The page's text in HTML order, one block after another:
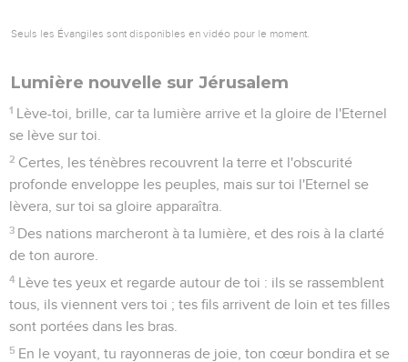
Seuls les Évangiles sont disponibles en vidéo pour le moment.
Lumière nouvelle sur Jérusalem
1 Lève-toi, brille, car ta lumière arrive et la gloire de l'Eternel
se lève sur toi.
2 Certes, les ténèbres recouvrent la terre et l'obscurité
profonde enveloppe les peuples, mais sur toi l'Eternel se
lèvera, sur toi sa gloire apparaîtra.
3 Des nations marcheront à ta lumière, et des rois à la clarté
de ton aurore.
4 Lève tes yeux et regarde autour de toi : ils se rassemblent
tous, ils viennent vers toi ; tes fils arrivent de loin et tes filles
sont portées dans les bras.
5 En le voyant, tu rayonneras de joie, ton cœur bondira et se